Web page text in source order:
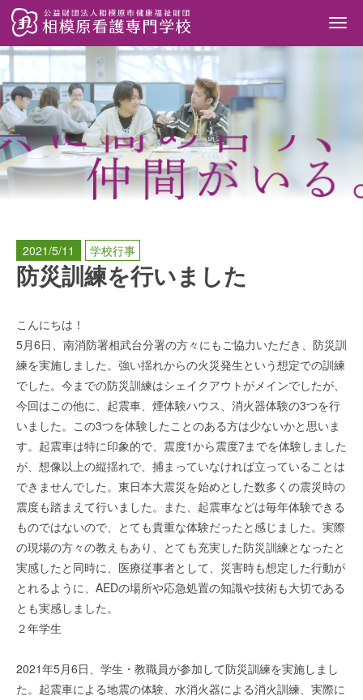
2021/5/11 学校行事
防災訓練を行いました
こんにちは！
5月6日、南消防署相武台分署の方々にもご協力いただき、防災訓
練を実施しました。強い揺れからの火災発生という想定での訓練
でした。今までの防災訓練はシェイクアウトがメインでしたが、
今回はこの他に、起震車、煙体験ハウス、消火器体験の3つを行
いました。この3つを体験したことのある方は少ないかと思いま
す。起震車は特に印象的で、震度1から震度7までを体験しました
が、想像以上の縦揺れで、捕まっていなければ立っていることは
できませんでした。東日本大震災を始めとした数多くの震災時の
震度も踏まえて行いました。また、起震車などは毎年体験できる
ものではないので、とても貴重な体験だったと感じました。実際
の現場の方々の教えもあり、とても充実した防災訓練となったと
実感したと同時に、医療従事者として、災害時も想定した行動が
とれるように、AEDの場所や応急処置の知識や技術も大切である
とも実感しました。
２年学生
2021年5月6日、学生・教職員が参加して防災訓練を実施しまし
た。起震車による地震の体験、水消火器による消火訓練、実際に